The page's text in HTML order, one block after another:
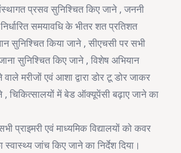
प्रसव सुनिश्चित किए जाने , जननी
समयावधि के भीतर शत प्रतिशत
सुनिश्चित किया जाने , सीएचसी पर सभी
सुनिश्चित किए जाने , विशेष अभियान
मरीजों एवं आशा द्वारा डोर टू डोर जाकर
चिकित्सालयों में बेड ऑक्यूपेंसी बढ़ाए जाने का
प्राइमरी एवं माध्यमिक विद्यालयों को कवर
जांच किए जाने का निर्देश दिया।